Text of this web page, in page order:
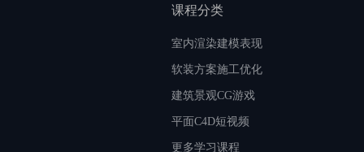
课程分类
室内渲染建模表现
软装方案施工优化
建筑景观CG游戏
平面C4D短视频
更多学习课程